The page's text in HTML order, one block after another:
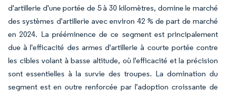
d'artillerie d'une portée de 5 à 30 kilomètres, domine le marché
des systèmes d'artillerie avec environ 42 % de part de marché
en 2024. La prééminence de ce segment est principalement
due à l'efficacité des armes d'artillerie à courte portée contre
les cibles volant à basse altitude, où l'efficacité et la précision
sont essentielles à la survie des troupes. La domination du
segment est en outre renforcée par l'adoption croissante de